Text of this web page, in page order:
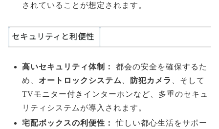
されていることが想定されます。
セキュリティと利便性
高いセキュリティ体制：
都会の安全を確保するた
め、 オートロックシステム 防犯カメラ
、そして
TVモニター付きインターホンなど、多重のセキュ
リティシステムが導入されます。
宅配ボックスの利便性：
忙しい都心生活をサポー